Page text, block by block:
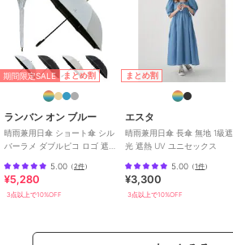
期間限定SALE まとめ割
ランバン オン ブルー
晴雨兼用日傘 ショート傘 シル
バーラメ ダブルピコ ロゴ 遮光
5.00 （2件）
¥5,280
3点以上で10%OFF
まとめ割
エスタ
晴雨兼用日傘 長傘 無地 1級遮
光 遮熱 UV ユニセックス
5.00 （1件）
¥3,300
3点以上で10%OFF